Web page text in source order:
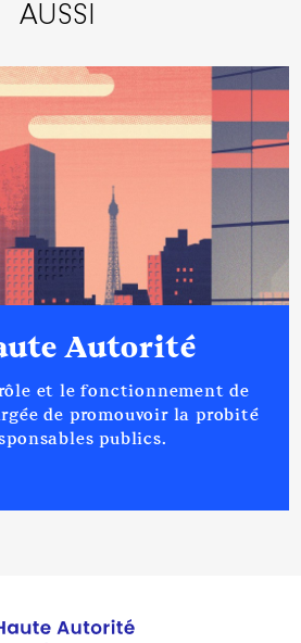
AUSSI
Autorité
et le fonctionnement de
de promouvoir la probité
publics.